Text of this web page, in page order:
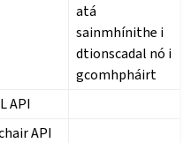
atá
sainmhínithe i
dtionscadal nó i
gcomhpháirt
API
API